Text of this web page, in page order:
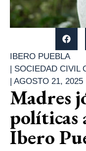
IBERO PUEBLA
SOCIEDAD CIVIL
AGOSTO 21, 2025
Madres
políticas
Ibero